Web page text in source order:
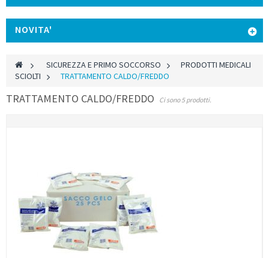
NOVITA'
> SICUREZZA E PRIMO SOCCORSO >
PRODOTTI MEDICALI
SCIOLTI
> TRATTAMENTO CALDO/FREDDO
TRATTAMENTO CALDO/FREDDO Ci sono 5 prodotti.